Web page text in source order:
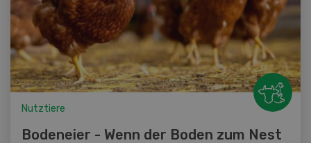
Nutztiere
Bodeneier - Wenn der Boden zum Nest